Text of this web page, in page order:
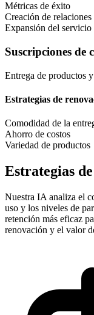
Métricas de éxito
Creación de relaciones
Expansión del servicio
Suscripciones de
Entrega de productos
Estrategias de
Comodidad de la
Ahorro de costos
Variedad de productos
Estrategias
Nuestra IA analiza el
uso y los niveles de
retención más eficaz
renovación y el valor